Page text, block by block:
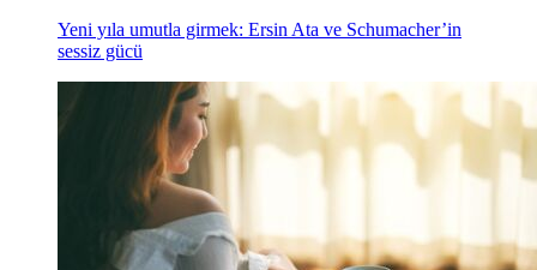
Yeni yıla umutla girmek: Ersin Ata ve Schumacher’in
sessiz gücü